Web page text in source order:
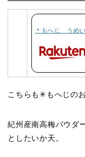
＊もへじ うめ
こちらも✳︎もへじの
紀州産南高梅パウダ
としたいか天。